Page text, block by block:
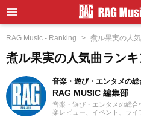
RAG Music - Ranking 煮ル果実の人
煮ル果実の人気曲ランキ
音楽・遊び・エンタメの
RAG MUSIC 編集部
音楽・遊び・エンタメの総
楽レビュー、イベント、ラ